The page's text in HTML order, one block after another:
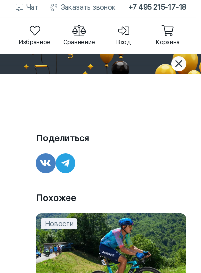
Чат Заказать звонок +7 495 215-17-18
Избранное Сравнение Вход Корзина
Поделиться
Похожее
Новости